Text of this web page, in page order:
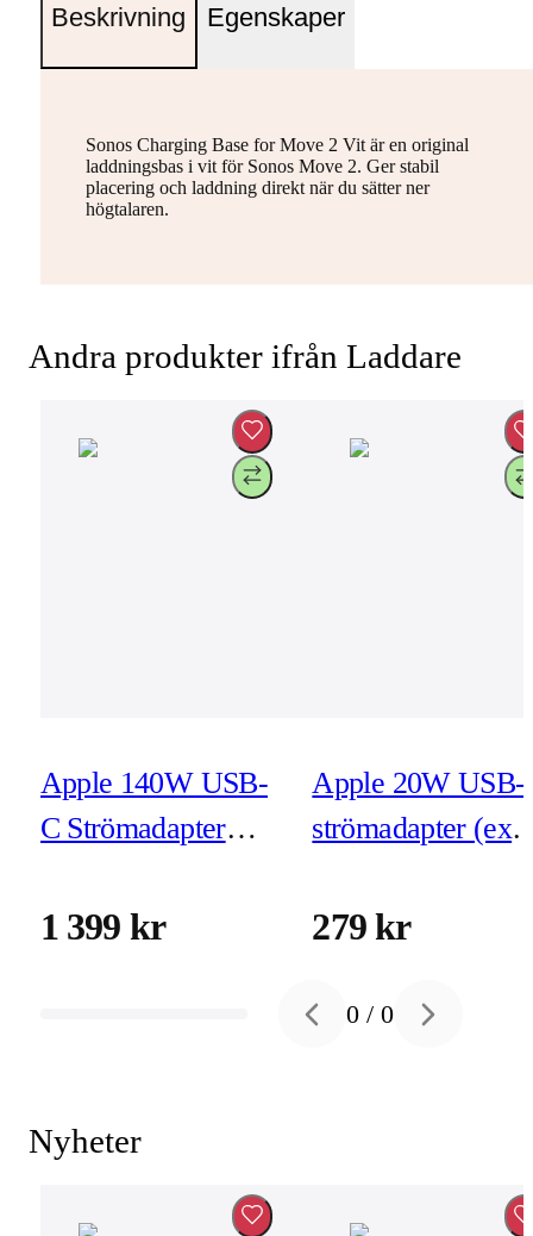
Beskrivning Egenskaper
Sonos Charging Base for Move 2 Vit är en original
laddningsbas i vit för Sonos Move 2. Ger stabil
placering och laddning direkt när du sätter ner
högtalaren.
Andra produkter ifrån Laddare
Apple 140W USB-
C Strömadapter
1 399 kr
Apple 20W USB-
strömadapter (exkl
279 kr
Previous slide
0 /0 Next slide
Nyheter